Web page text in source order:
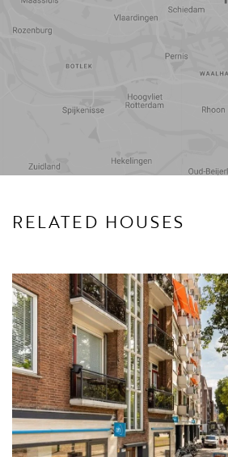
RELATED HOUSES